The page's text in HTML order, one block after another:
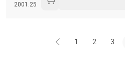
2001.25
1 2 3